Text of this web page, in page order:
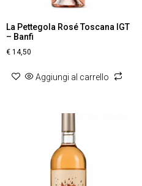
La Pettegola Rosé Toscana IGT
– Banfi
€ 14,50
Aggiungi al carrello